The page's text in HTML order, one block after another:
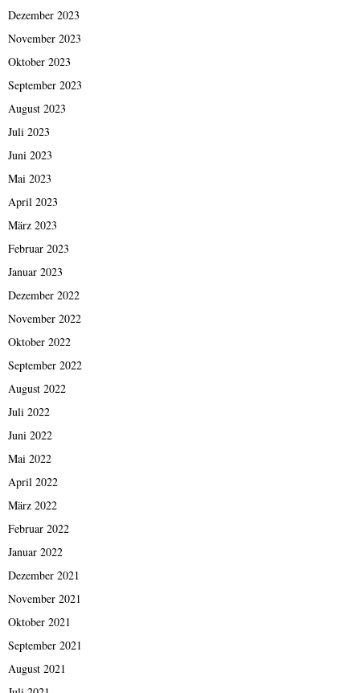
Dezember 2023
November 2023
Oktober 2023
September 2023
August 2023
Juli 2023
Juni 2023
Mai 2023
April 2023
März 2023
Februar 2023
Januar 2023
Dezember 2022
November 2022
Oktober 2022
September 2022
August 2022
Juli 2022
Juni 2022
Mai 2022
April 2022
März 2022
Februar 2022
Januar 2022
Dezember 2021
November 2021
Oktober 2021
September 2021
August 2021